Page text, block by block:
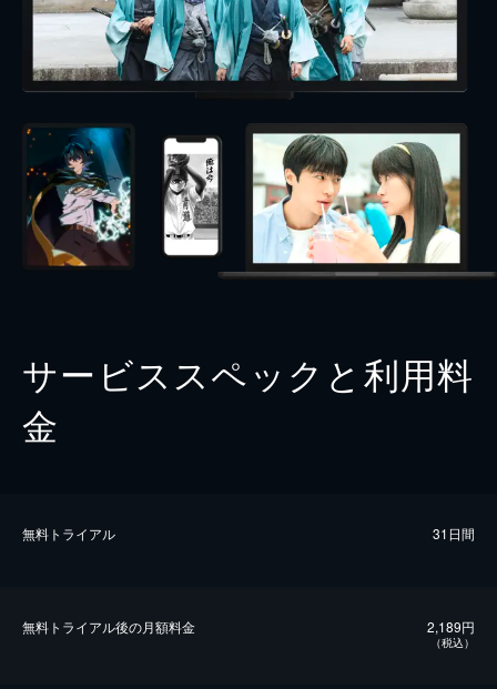
サービススペックと利用料
金
無料トライアル 31日間
無料トライアル後の⽉額料金 2,189円
（税込）